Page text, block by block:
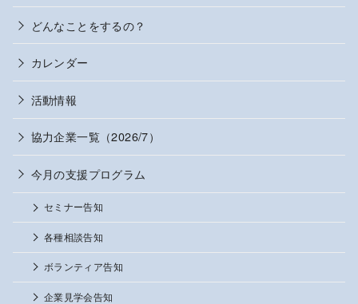
どんなことをするの？
カレンダー
活動情報
協力企業一覧（2026/7）
今月の支援プログラム
セミナー告知
各種相談告知
ボランティア告知
企業見学会告知